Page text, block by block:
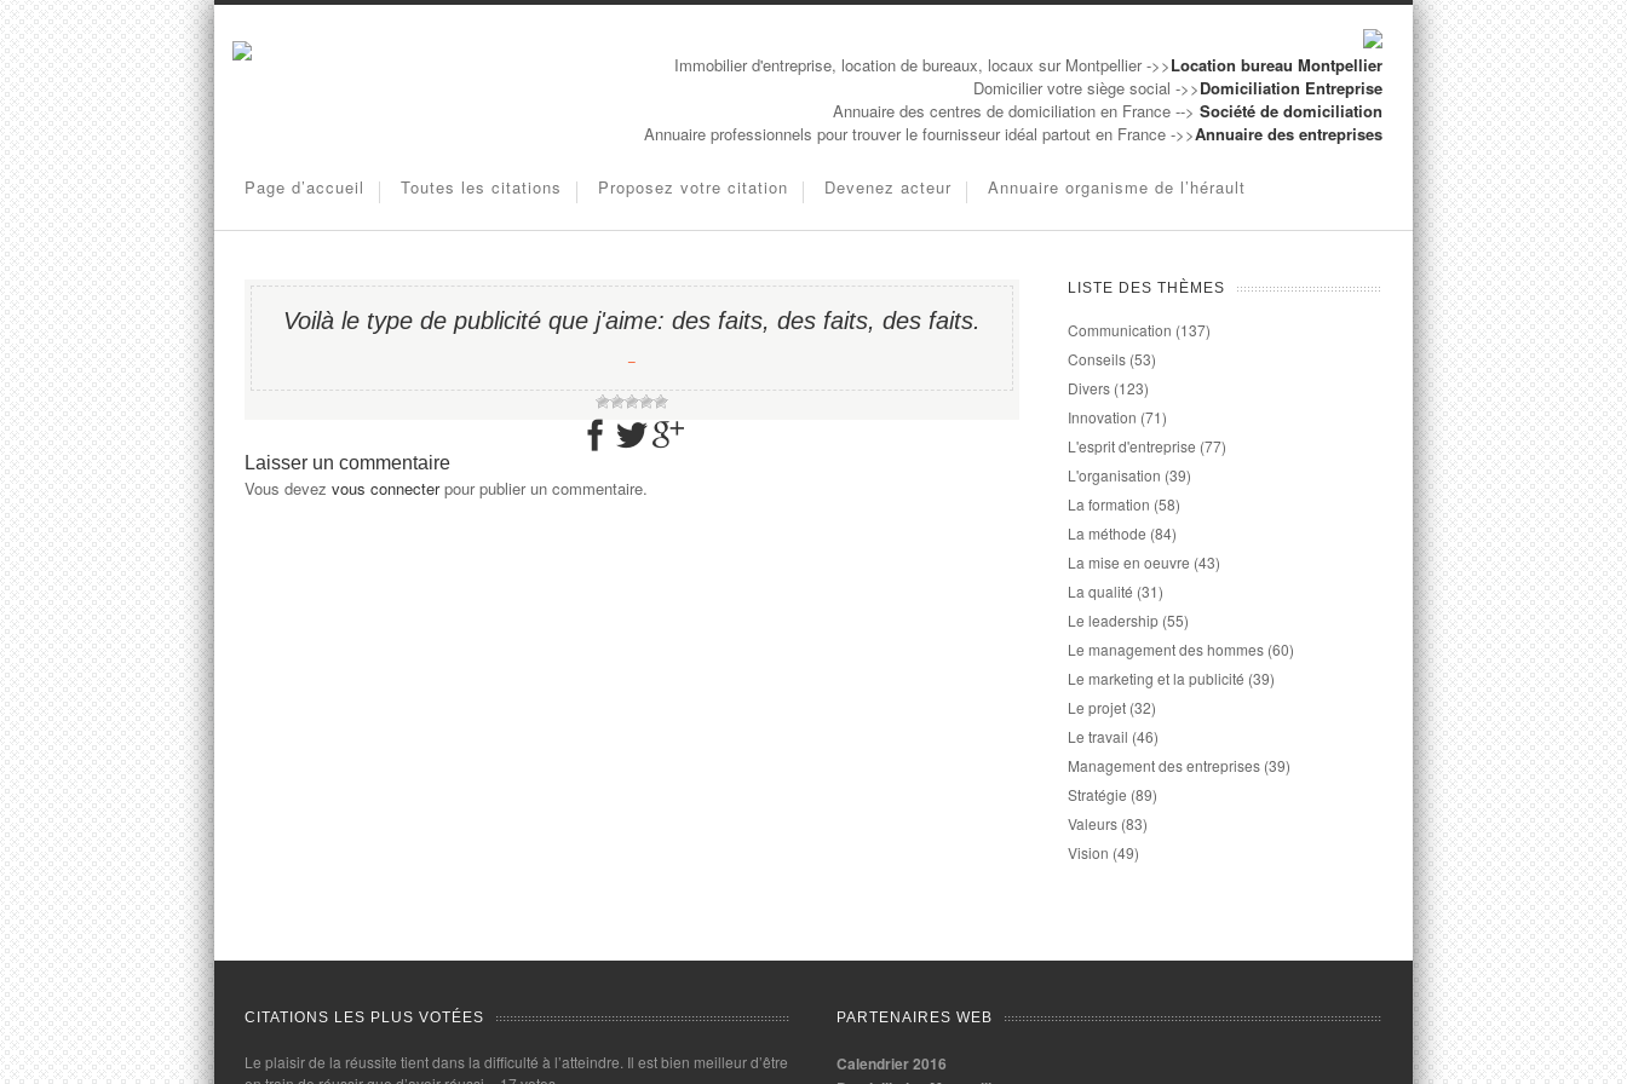
Immobilier d'entreprise, location de bureaux, locaux sur Montpellier ->>Location bureau Montpellier
Domicilier votre siège social ->>Domiciliation Entreprise
Annuaire des centres de domiciliation en France --> Société de domiciliation
Annuaire professionnels pour trouver le fournisseur idéal partout en France ->>Annuaire des entreprises
Page d’accueil Toutes les citations Proposez votre citation Devenez acteur Annuaire organisme de l’hérault
Voilà le type de publicité que j'aime: des faits, des faits, des faits.
−
Laisser un commentaire
Vous devez vous connecterpour publier un commentaire.
LISTE DES THÈMES
Communication (137)
Conseils (53)
Divers (123)
Innovation (71)
L'esprit d'entreprise (77)
L'organisation (39)
La formation (58)
La méthode (84)
La mise en oeuvre (43)
La qualité (31)
Le leadership (55)
Le management des hommes (60)
Le marketing et la publicité (39)
Le projet (32)
Le travail (46)
Management des entreprises (39)
Stratégie (89)
Valeurs (83)
Vision (49)
CITATIONS LES PLUS VOTÉES
Le plaisir de la réussite tient dans la difficulté à l’atteindre. Il est bien meilleur d’être
PARTENAIRES WEB
Calendrier 2016